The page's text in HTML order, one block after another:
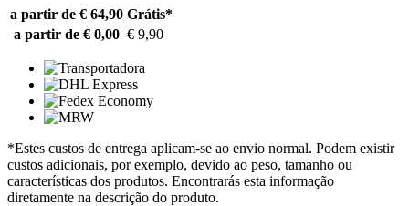
a partir de € 64,90 Grátis*
a partir de € 0,00 € 9,90
*Estes custos de entrega aplicam-se ao envio normal. Podem existir
custos adicionais, por exemplo, devido ao peso, tamanho ou
características dos produtos. Encontrarás esta informação
diretamente na descrição do produto.